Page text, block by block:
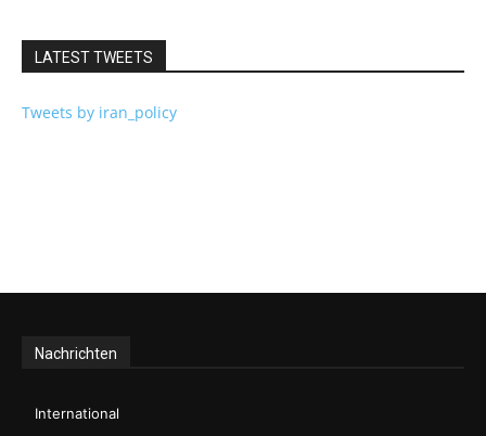
LATEST TWEETS
Tweets by iran_policy
Nachrichten
International